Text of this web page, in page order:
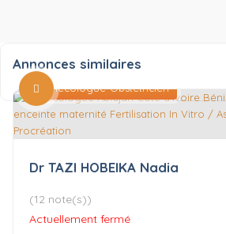
Annonces similaires
Gynécologue-Obstétricien
Dr TAZI HOBEIKA Nadia
(12 note(s))
Actuellement fermé